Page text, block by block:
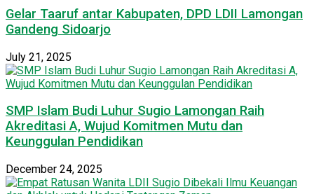
Gelar Taaruf antar Kabupaten, DPD LDII Lamongan
Gandeng Sidoarjo
July 21, 2025
SMP Islam Budi Luhur Sugio Lamongan Raih
Akreditasi A, Wujud Komitmen Mutu dan
Keunggulan Pendidikan
December 24, 2025